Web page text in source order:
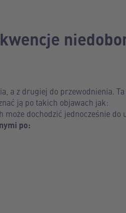
a z drugiej do przewodnienia. Ta
ją po takich objawach jak:
dochodzić jednocześnie do
po: